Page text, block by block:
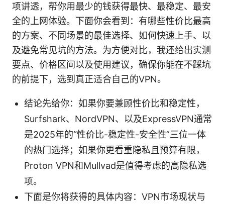
项讲透，帮你用最少的钱获得最快、最稳定、最安
全的上网体验。下面你会看到：有哪些性价比最高
的方案、不同场景的最佳选择、如何快速上手、以
及避免常见坑的方法。为方便对比，我还给出实测
要点、价格区间以及使用建议，确保你能在不踩坑
的前提下，选到真正适合自己的VPN。
结论先给你：如果你要兼顾性价比和稳定性，
Surfshark、NordVPN、以及ExpressVPN通常
是2025年的“性价比-稳定性-安全性”三位一体
的热门选择；如果你更看重隐私且预算有限，
Proton VPN和Mullvad是值得考虑的高隐私选
项。
下面是你将获得的具体内容：VPN市场现状与